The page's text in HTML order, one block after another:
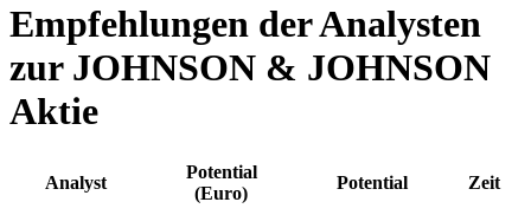
Empfehlungen der Analysten
zur JOHNSON & JOHNSON
Aktie
Analyst
Potential
(Euro)
Potential Zeit